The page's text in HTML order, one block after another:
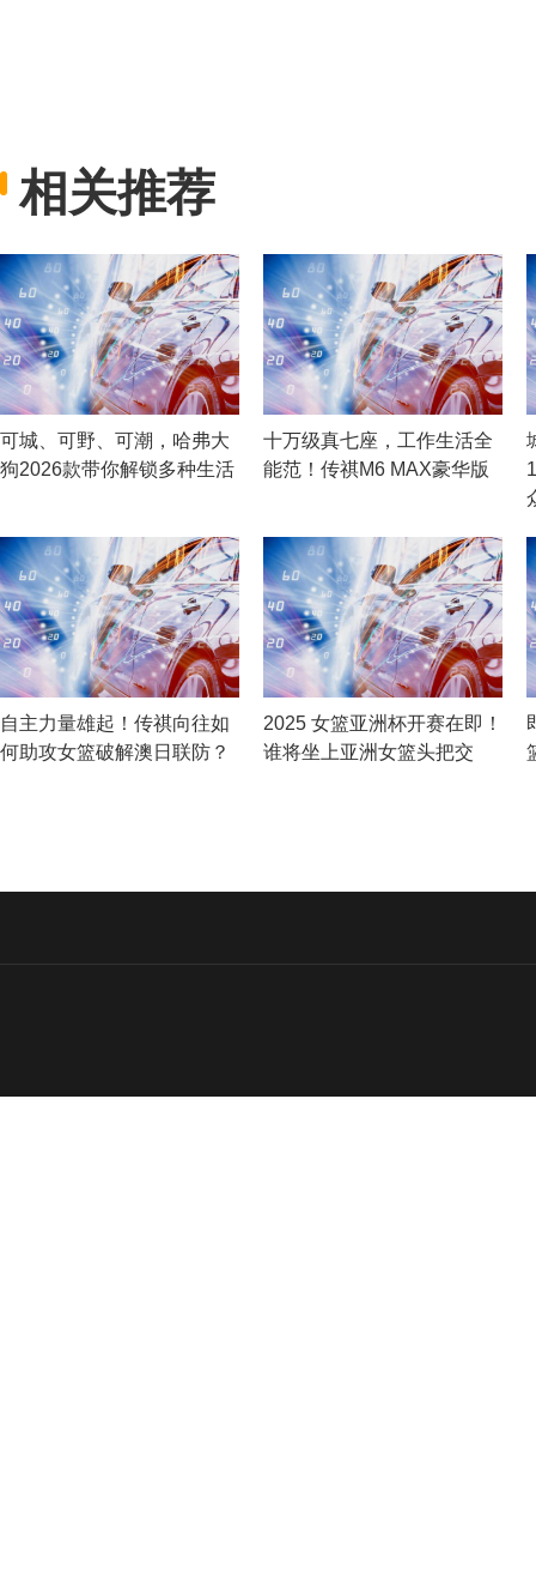
相关推荐
可城、可野、可潮，哈弗大
狗2026款带你解锁多种生活
十万级真七座，工作生活全
能范！传祺M6 MAX豪华版
自主力量雄起！传祺向往如
何助攻女篮破解澳日联防？
2025 女篮亚洲杯开赛在即！
谁将坐上亚洲女篮头把交